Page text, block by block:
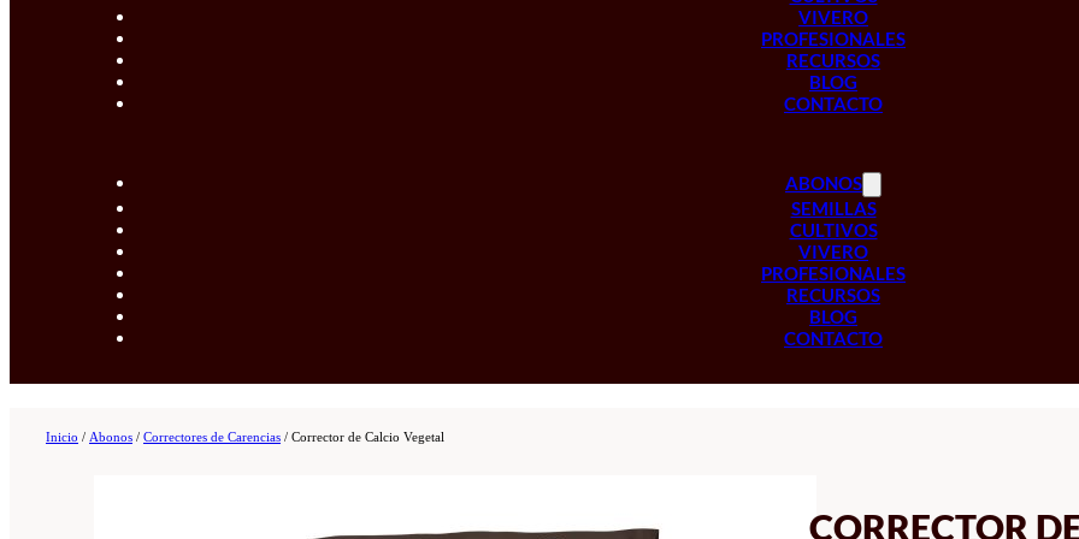
VIVERO
PROFESIONALES
RECURSOS
BLOG
CONTACTO
ABONOS
SEMILLAS
CULTIVOS
VIVERO
PROFESIONALES
RECURSOS
BLOG
CONTACTO
Inicio / Abonos / Correctores de Carencias / Corrector de Calcio Vegetal
CORRECTOR